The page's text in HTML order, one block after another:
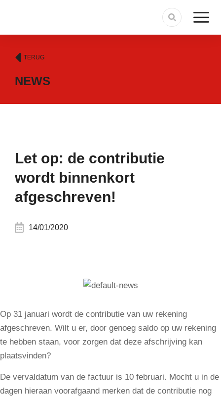
TERUG
NEWS
Let op: de contributie
wordt binnenkort
afgeschreven!
14/01/2020
Op 31 januari wordt de contributie van uw rekening
afgeschreven. Wilt u er, door genoeg saldo op uw rekening
te hebben staan, voor zorgen dat deze afschrijving kan
plaatsvinden?
De vervaldatum van de factuur is 10 februari. Mocht u in de
dagen hieraan voorafgaand merken dat de contributie nog